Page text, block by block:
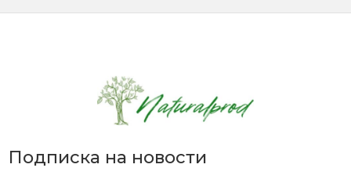
Подписка на новости